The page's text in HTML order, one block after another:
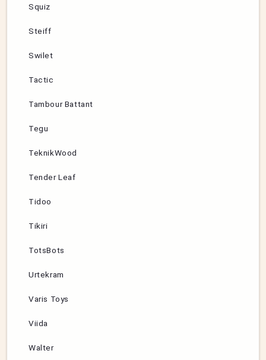
Squiz
Steiff
Swilet
Tactic
Tambour Battant
Tegu
TeknikWood
Tender Leaf
Tidoo
Tikiri
TotsBots
Urtekram
Varis Toys
Viida
Walter